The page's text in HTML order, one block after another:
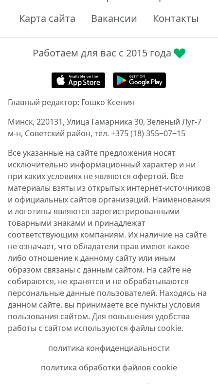
Карта сайта
Вакансии Контакты
Работаем для вас с 2015 года
Главный редактор: Гошко Ксения
Минск, 220131, Улица Гамарника 30, Зелёный Луг-7
м-н, Советский район, тел. +375 (18) 355‒07‒15
Все указанные на сайте предложения носят
исключительно информационный характер и ни
при каких условиях не являются офертой. Все
материалы взяты из открытых интернет-источников
и официальных сайтов организаций. Наименования
и логотипы являются зарегистрированными
товарными знаками и принадлежат
соответствующим компаниям. Их наличие на сайте
не означает, что обладатели прав имеют какое-
либо отношение к данному сайту или иным
образом связаны с данным сайтом. На сайте не
собираются, не хранятся и не обрабатываются
персональные данные пользователей. Находясь на
данном сайте, вы принимаете все пункты условия
пользования сайтом. Для повышения удобства
работы с сайтом используются файлы cookie.
политика конфиденциальности
политика обработки файлов cookie